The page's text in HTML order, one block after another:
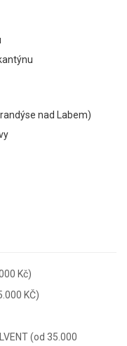
nad Labem)
Kč)
KČ)
(od 35.000